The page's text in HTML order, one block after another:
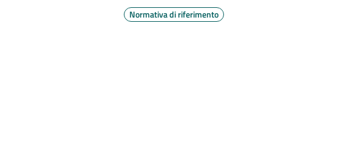
Normativa di riferimento